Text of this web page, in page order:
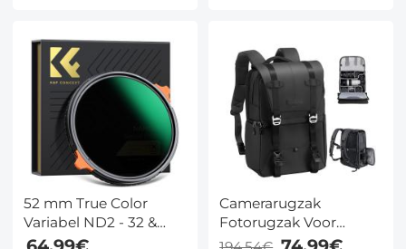
Lichaam
52 mm True Color
Variabel ND2 - 32 &
CPL Circulair
Camerarugzak
Fotorugzak Voor
Fotografen